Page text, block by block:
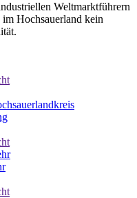
Weltmarktführern
Hochsauerland kein